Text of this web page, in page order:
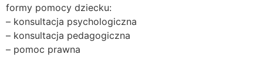
formy pomocy dziecku:
– konsultacja psychologiczna
– konsultacja pedagogiczna
– pomoc prawna